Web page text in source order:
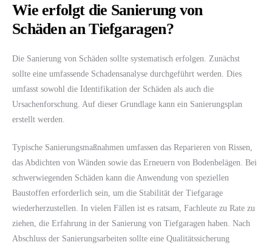
Wie erfolgt die Sanierung von
Schäden an Tiefgaragen?
Die Sanierung von Schäden sollte systematisch erfolgen. Zunächst
sollte eine umfassende Schadensanalyse durchgeführt werden. Dies
umfasst sowohl die Identifikation der Schäden als auch die
Ursachenforschung. Auf dieser Grundlage kann ein Sanierungsplan
erstellt werden.
Typische Sanierungsmaßnahmen umfassen das Reparieren von Rissen,
das Abdichten von Wänden sowie das Erneuern von Bodenbelägen. Bei
schwerwiegenden Schäden kann die Anwendung von speziellen
Baustoffen erforderlich sein, um die Stabilität der Tiefgarage
wiederherzustellen. In vielen Fällen ist es ratsam, Fachleute zu Rate zu
ziehen, die Erfahrung in der Sanierung von Tiefgaragen haben. Nach
Abschluss der Sanierungsarbeiten sollte eine Qualitätssicherung